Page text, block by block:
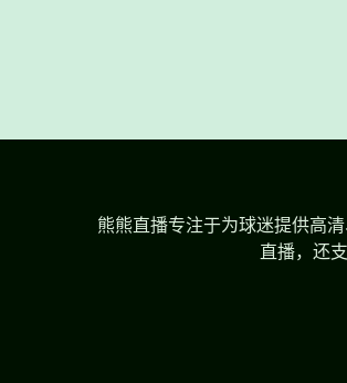
熊熊直播专注于为球迷提供高
直播，还